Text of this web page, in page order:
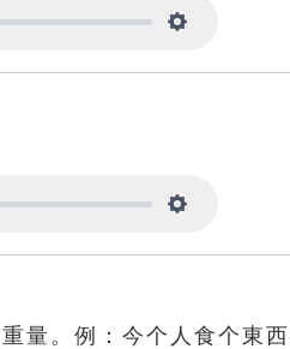
量。例：今个人食个東